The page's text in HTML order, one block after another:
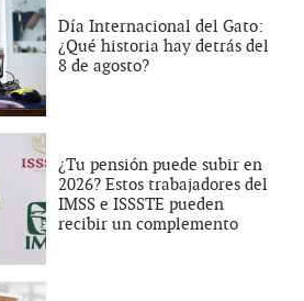
Día Internacional del Gato:
¿Qué historia hay detrás del
8 de agosto?
¿Tu pensión puede subir en
2026? Estos trabajadores del
IMSS e ISSSTE pueden
recibir un complemento